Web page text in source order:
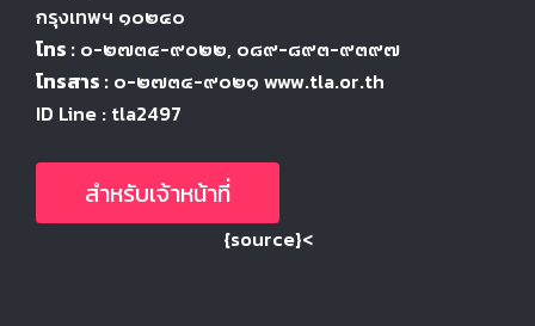
กรุงเทพฯ ๑๐๒๔๐
โทร : ๐-๒๗๓๔-๙๐๒๒, ๐๘๙-๘๙๓-๙๓๙๗
โทรสาร : ๐-๒๗๓๔-๙๐๒๑ www.tla.or.th
ID Line : tla2497
สำหรับเจ้าหน้าที่
{source}<